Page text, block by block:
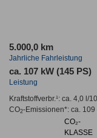
5.000,0 km
Jahrliche Fahrleistung
ca. 107 kW (145 PS)
Leistung
Kraftstoffverbr.¹: ca. 4,0 l/
CO2-Emissionen*: ca. 109
CO₂-
KLASSE